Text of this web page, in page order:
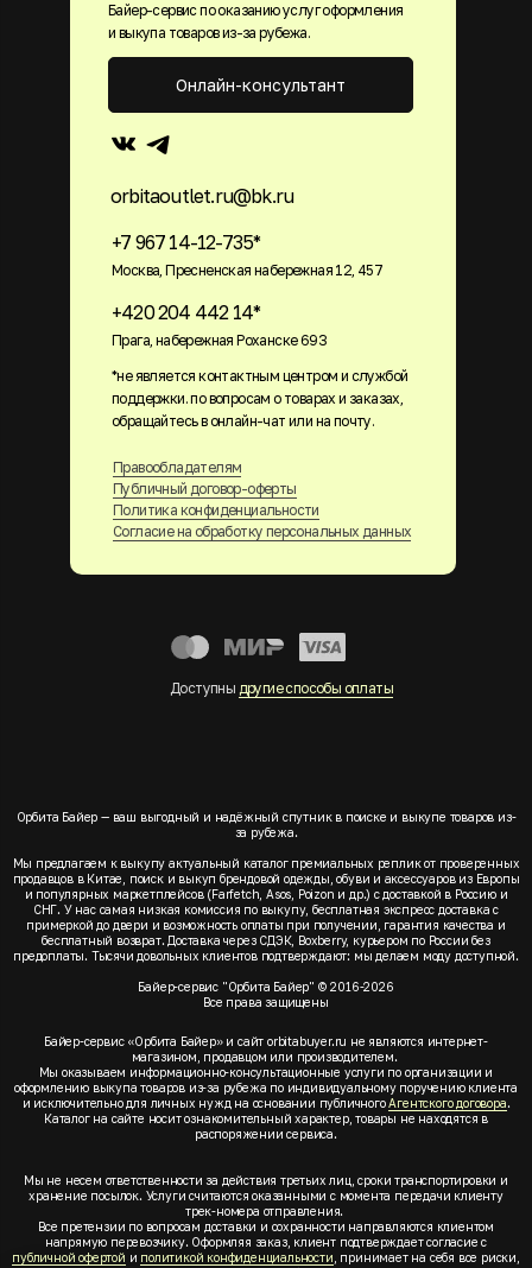
Байер-сервис по оказанию услуг оформления
и выкупа товаров из-за рубежа.
+7 967 14-12-735*
Москва, Пресненская набережная 12, 457
+420 204 442 14*
Прага, набережная Роханске 693
orbitaoutlet.ru@bk.ru
Правообладателям
Публичный договор-оферты
Политика конфиденциальности
Согласие на обработку персональных данных
Онлайн-консультант
Доступны другие способы оплаты
*не является контактным центром и службой
поддержки. по вопросам о товарах и заказах,
обращайтесь в онлайн-чат или на почту.
Орбита Байер — ваш выгодный и надёжный спутник в поиске и выкупе товаров из-
за рубежа.
Мы предлагаем к выкупу актуальный каталог премиальных реплик от проверенных
продавцов в Китае, поиск и выкуп брендовой одежды, обуви и аксессуаров из Европы
и популярных маркетплейсов (Farfetch, Asos, Poizon и др.) с доставкой в Россию и
СНГ. У нас самая низкая комиссия по выкупу, бесплатная экспресс доставка с
примеркой до двери и возможность оплаты при получении, гарантия качества и
бесплатный возврат. Доставка через СДЭК, Boxberry, курьером по России без
предоплаты. Тысячи довольных клиентов подтверждают: мы делаем моду доступной.
Байер-сервис "Орбита Байер" © 2016-2026
Все права защищены
Байер-сервис «Орбита Байер» и сайт orbitabuyer.ru не являются интернет-
магазином, продавцом или производителем.
Мы оказываем информационно-консультационные услуги по организации и
оформлению выкупа товаров из-за рубежа по индивидуальному поручению клиента
и исключительно для личных нужд на основании публичногоАгентского договора.
Каталог на сайте носит ознакомительный характер, товары не находятся в
распоряжении сервиса.
Мы не несем ответственности за действия третьих лиц, сроки транспортировки и
хранение посылок. Услуги считаются оказанными с момента передачи клиенту
трек-номера отправления.
Все претензии по вопросам доставки и сохранности направляются клиентом
напрямую перевозчику. Оформляя заказ, клиент подтверждает согласие с
публичной офертой и политикой конфиденциальности, принимает на себя все риски,